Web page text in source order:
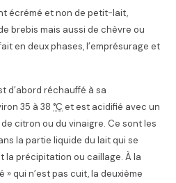
écrémé et non de petit-lait,
brebis mais aussi de chèvre ou
en deux phases, l’emprésurage et
d’abord réchauffé à sa
35 à38 °C et est acidifié avec un
citron ou du vinaigre. Ce sont les
la partie liquide du lait qui se
précipitation ou caillage. À la
qui n’est pas cuit, la deuxième